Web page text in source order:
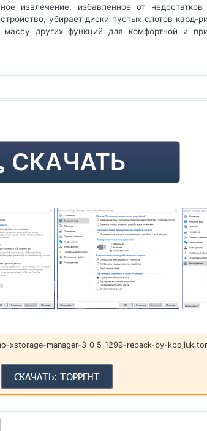
извлечение, избавленное от
убирает диски пустых слотов кард-
других функций для комфортной и
xstorage-manager-3_0_5_1299-repack-by-